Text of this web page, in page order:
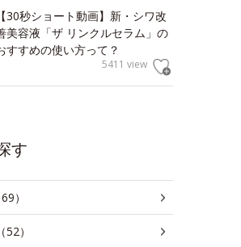
【30秒ショート動画】新・シワ改
美容液「ザ リンクルセラム」の
すすめの使い方って？
5411 view
す
）
）